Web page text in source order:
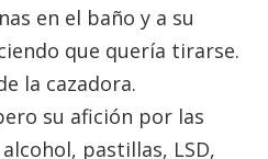
en el baño y a su
que quería tirarse.
la cazadora.
su afición por las
pastillas, LSD,